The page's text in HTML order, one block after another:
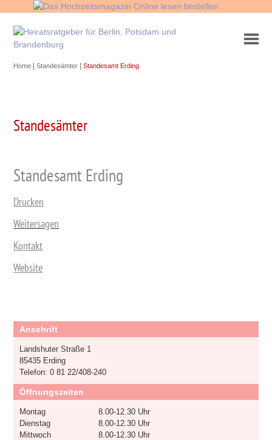
Home |Standesämter |Standesamt Erding
Standesämter
Standesamt Erding
Drucken
Weitersagen
Kontakt
Website
Anschrift
Landshuter Straße 1
85435 Erding
Telefon: 0 81 22/408-240
Öffnungszeiten
Montag
8.00-12.30 Uhr
Dienstag
8.00-12.30 Uhr
Mittwoch
8.00-12.30 Uhr